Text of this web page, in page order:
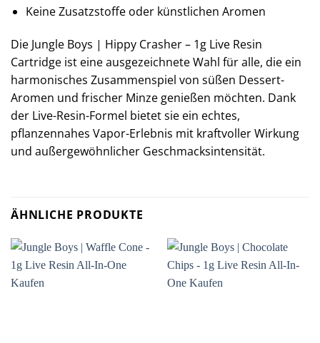
Keine Zusatzstoffe oder künstlichen Aromen
Die Jungle Boys | Hippy Crasher – 1g Live Resin
Cartridge ist eine ausgezeichnete Wahl für alle, die ein
harmonisches Zusammenspiel von süßen Dessert-
Aromen und frischer Minze genießen möchten. Dank
der Live-Resin-Formel bietet sie ein echtes,
pflanzennahes Vapor-Erlebnis mit kraftvoller Wirkung
und außergewöhnlicher Geschmacksintensität.
ÄHNLICHE PRODUKTE